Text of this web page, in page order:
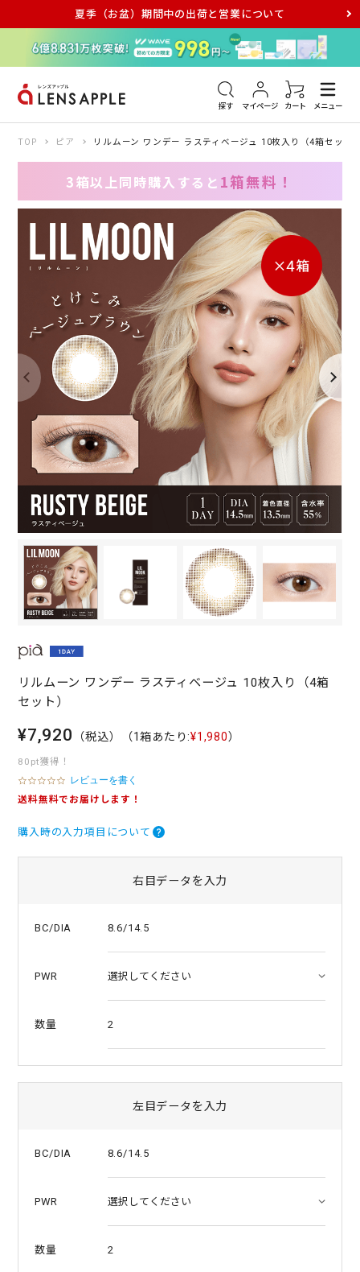
夏季（お盆）期間中の出荷と営業について
探す マイページ カート メニュー
アキュビュー メダリスト メガネ
TOP ピア リルムーン ワンデー ラスティベージュ 10枚入り（4箱セット
3箱以上同時購入すると 1箱無料！
リルムーン ワンデー ラスティベージュ 10枚入り（4箱
セット）
¥7,920 （税込） （1箱あたり:¥1,980）
80pt獲得！
0
.
t
n
レビューを書く
送料無料でお届けします！
購入時の入力項目について
右目データを入力
BC/DIA 8.6/14.5
PWR
数量 2
左目データを入力
BC/DIA 8.6/14.5
PWR
数量 2